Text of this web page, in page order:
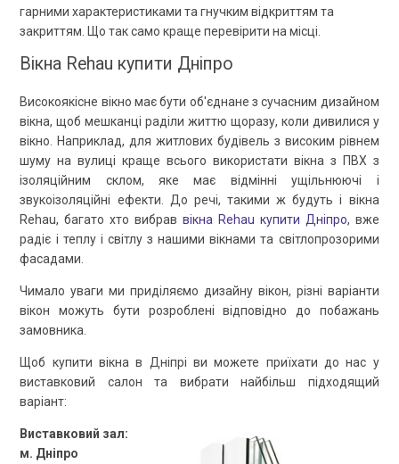
гарними характеристиками та гнучким відкриттям та
закриттям. Що так само краще перевірити на місці.
Вікна Rehau купити Дніпро
Високоякісне вікно має бути об'єднане з сучасним дизайном
вікна, щоб мешканці раділи життю щоразу, коли дивилися у
вікно. Наприклад, для житлових будівель з високим рівнем
шуму на вулиці краще всього використати вікна з ПВХ з
ізоляційним склом, яке має відмінні ущільнюючі і
звукоізоляційні ефекти. До речі, такими ж будуть і вікна
Rehau, багато хто вибрав вікна Rehau купити Дніпро, вже
радіє і теплу і світлу з нашими вікнами та світлопрозорими
фасадами.
Чимало уваги ми приділяємо дизайну вікон, різні варіанти
вікон можуть бути розроблені відповідно до побажань
замовника.
Щоб купити вікна в Дніпрі ви можете приїхати до нас у
виставковий салон та вибрати найбільш підходящий
варіант:
Виставковий зал:
м. Дніпро